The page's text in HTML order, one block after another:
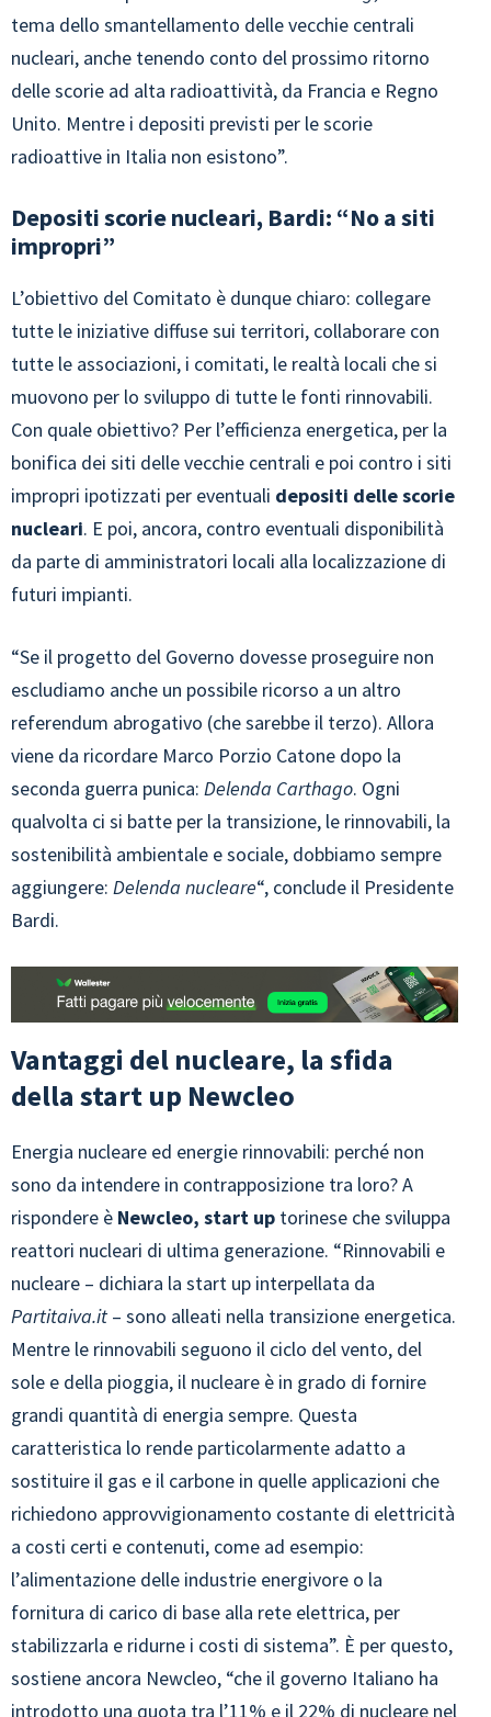
tema dello smantellamento delle vecchie centrali
nucleari, anche tenendo conto del prossimo ritorno
delle scorie ad alta radioattività, da Francia e Regno
Unito. Mentre i depositi previsti per le scorie
radioattive in Italia non esistono”.
Depositi scorie nucleari, Bardi: “No a siti
impropri”
L’obiettivo del Comitato è dunque chiaro: collegare
tutte le iniziative diffuse sui territori, collaborare con
tutte le associazioni, i comitati, le realtà locali che si
muovono per lo sviluppo di tutte le fonti rinnovabili.
Con quale obiettivo? Per l’efficienza energetica, per la
bonifica dei siti delle vecchie centrali e poi contro i siti
impropri ipotizzati per eventuali depositi delle scorie
nucleari. E poi, ancora, contro eventuali disponibilità
da parte di amministratori locali alla localizzazione di
futuri impianti.
“Se il progetto del Governo dovesse proseguire non
escludiamo anche un possibile ricorso a un altro
referendum abrogativo (che sarebbe il terzo). Allora
viene da ricordare Marco Porzio Catone dopo la
seconda guerra punica: Delenda Carthago. Ogni
qualvolta ci si batte per la transizione, le rinnovabili, la
sostenibilità ambientale e sociale, dobbiamo sempre
aggiungere: Delenda nucleare“, conclude il Presidente
Bardi.
Vantaggi del nucleare, la sfida
della start up Newcleo
Energia nucleare ed energie rinnovabili: perché non
sono da intendere in contrapposizione tra loro? A
rispondere è Newcleo, start up torinese che sviluppa
reattori nucleari di ultima generazione. “Rinnovabili e
nucleare – dichiara la start up interpellata da
Partitaiva.it – sono alleati nella transizione energetica.
Mentre le rinnovabili seguono il ciclo del vento, del
sole e della pioggia, il nucleare è in grado di fornire
grandi quantità di energia sempre. Questa
caratteristica lo rende particolarmente adatto a
sostituire il gas e il carbone in quelle applicazioni che
richiedono approvvigionamento costante di elettricità
a costi certi e contenuti, come ad esempio:
l’alimentazione delle industrie energivore o la
fornitura di carico di base alla rete elettrica, per
stabilizzarla e ridurne i costi di sistema”. È per questo,
sostiene ancora Newcleo, “che il governo Italiano ha
introdotto una quota tra l’11% e il 22% di nucleare nel